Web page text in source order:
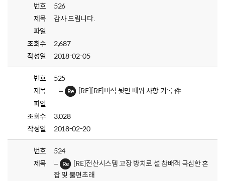
번호
526
제목
감사 드립니다.
파일
조회수
2,687
작성일
2018-02-05
번호
525
제목
[RE][RE]비석 뒷면 배위 사항 기록 件
파일
조회수
3,028
작성일
2018-02-20
번호
524
제목
잡 및 불편초래